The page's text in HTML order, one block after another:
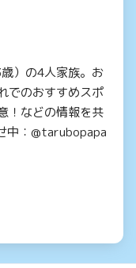
）の4人家族。お
でのおすすめスポ
！などの情報を共
中：@tarubopapa